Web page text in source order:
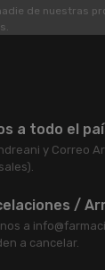
de nuestras
a todo el
y Correo
/
a
a cancelar.